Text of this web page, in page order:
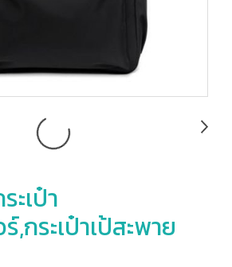
ะเป๋า
,กระเป๋าเป้สะพาย